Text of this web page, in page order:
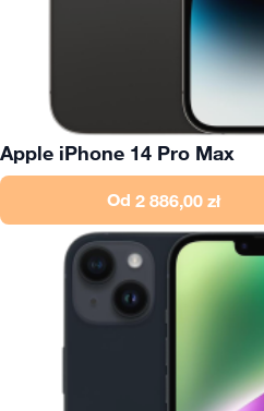
Apple iPhone 14 Pro Max
Od 2 886,00 zł